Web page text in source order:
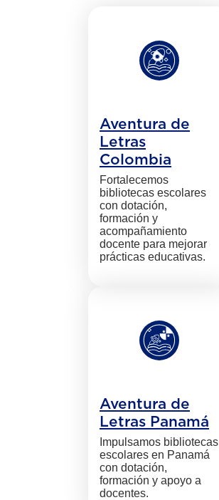
Aventura de
Letras
Colombia
Fortalecemos
bibliotecas escolares
con dotación,
formación y
acompañamiento
docente para mejorar
prácticas educativas.
Aventura de
Letras Panamá
Impulsamos bibliotecas
escolares en Panamá
con dotación,
formación y apoyo a
docentes.